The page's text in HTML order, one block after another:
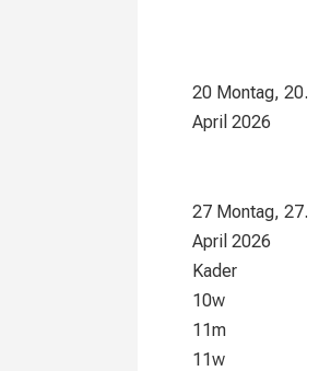
20 Montag, 20.
April 2026
27 Montag, 27.
April 2026
Kader
10w
11m
11w